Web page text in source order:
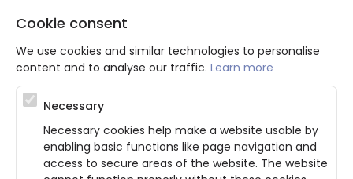
Cookie consent
We use cookies and similar technologies to personalise
content and to analyse our traffic. Learn more
Necessary
Necessary cookies help make a website usable by
enabling basic functions like page navigation and
access to secure areas of the website. The website
Atbalsta programma augsti kvalificētu darba ņēmēju piesaistei.
Projekta ietvaros plānota informācijas pakalpojuma izstrāde, kas
Projekta rezultātā ir veikta mobilo lietotņu un pašapkalpošanās
portāla izveide. Projekta ieviešanas rezultatā plānota
bezkontakta apkalpošanas risinājumu izveide pakalpojumu
sniedzējiem. Nr. JU-PI-2022/43.